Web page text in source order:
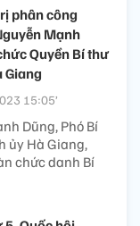
phân công
Mạnh
Quyền Bí thư
Giang
15:05’
Dũng, Phó Bí
ủy Hà Giang,
chức danh Bí